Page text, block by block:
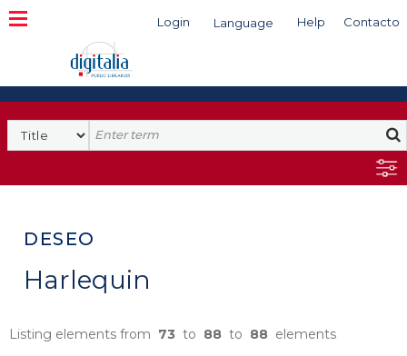
Login Language Help Contacto
Search
DESEO
Harlequin
Listing elements from 73 to 88 to 88 elements